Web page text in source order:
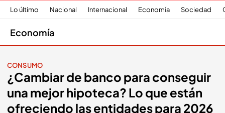
Lo último Nacional Internacional Economía Sociedad
Economía
CONSUMO
¿Cambiar de banco para conseguir
una mejor hipoteca? Lo que están
ofreciendo las entidades para 2026